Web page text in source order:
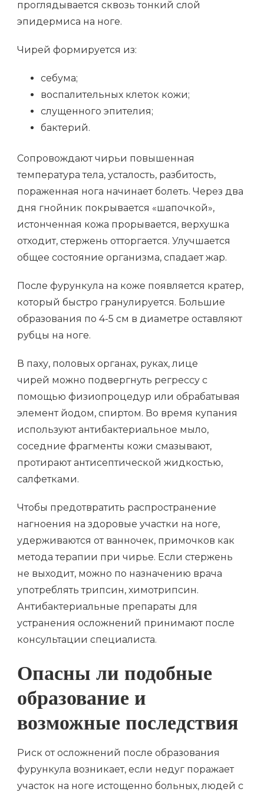
проглядывается сквозь тонкий слой
эпидермиса на ноге.
Чирей формируется из:
себума;
воспалительных клеток кожи;
слущенного эпителия;
бактерий.
Сопровождают чирьи повышенная
температура тела, усталость, разбитость,
пораженная нога начинает болеть. Через два
дня гнойник покрывается «шапочкой»,
истонченная кожа прорывается, верхушка
отходит, стержень отторгается. Улучшается
общее состояние организма, спадает жар.
После фурункула на коже появляется кратер,
который быстро гранулируется. Большие
образования по 4-5 см в диаметре оставляют
рубцы на ноге.
В паху, половых органах, руках, лице
чирей можно подвергнуть регрессу с
помощью физиопроцедур или обрабатывая
элемент йодом, спиртом. Во время купания
используют антибактериальное мыло,
соседние фрагменты кожи смазывают,
протирают антисептической жидкостью,
салфетками.
Чтобы предотвратить распространение
нагноения на здоровые участки на ноге,
удерживаются от ванночек, примочков как
метода терапии при чирье. Если стержень
не выходит, можно по назначению врача
употреблять трипсин, химотрипсин.
Антибактериальные препараты для
устранения осложнений принимают после
консультации специалиста.
Опасны ли подобные
образование и
возможные последствия
Риск от осложнений после образования
фурункула возникает, если недуг поражает
участок на ноге истощенно больных, людей с